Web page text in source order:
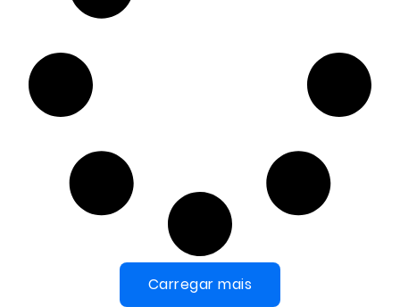
Carregar mais